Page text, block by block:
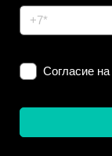
Согласие на